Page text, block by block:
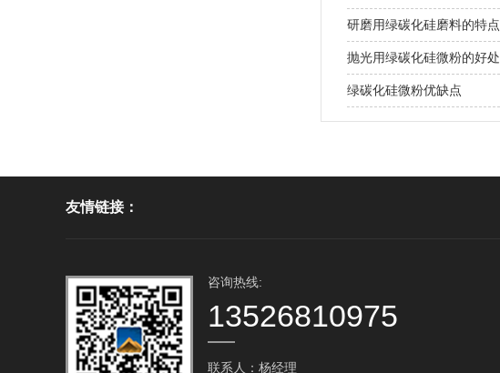
研磨用绿碳化硅磨料的特点
抛光用绿碳化硅微粉的好处
绿碳化硅微粉优缺点
友情链接：
咨询热线:
13526810975
联系人：杨经理